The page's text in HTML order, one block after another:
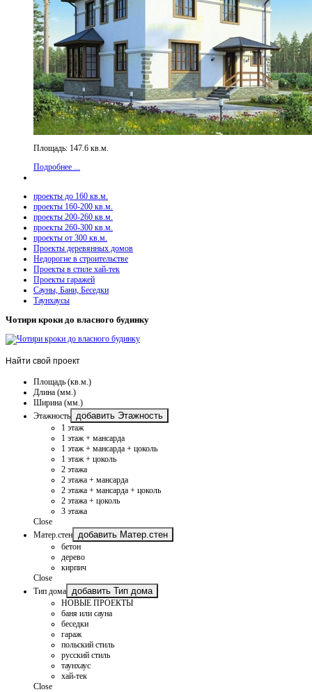
Площадь: 147.6 кв.м.
Подробнее ...
проекты до 160 кв.м.
проекты 160-200 кв.м.
проекты 200-260 кв.м.
проекты 260-300 кв.м.
проекты от 300 кв.м.
Проекты деревянных домов
Недорогие в строительстве
Проекты в стиле хай-тек
Проекты гаражей
Сауны, Бани, Беседки
Таунхаусы
Чотири кроки до власного будинку
Найти свой проект
Площадь (кв.м.)
Длина (мм.)
Ширина (мм.)
Этажность
добавить Этажность
1 этаж
1 этаж + мансарда
1 этаж + мансарда + цоколь
1 этаж + цоколь
2 этажа
2 этажа + мансарда
2 этажа + мансарда + цоколь
2 этажа + цоколь
3 этажа
Close
Матер.стен
добавить Матер.стен
бетон
дерево
кирпич
Close
Тип дома
добавить Тип дома
НОВЫЕ ПРОЕКТЫ
баня или сауна
беседки
гараж
польский стиль
русский стиль
таунхаус
хай-тек
Close